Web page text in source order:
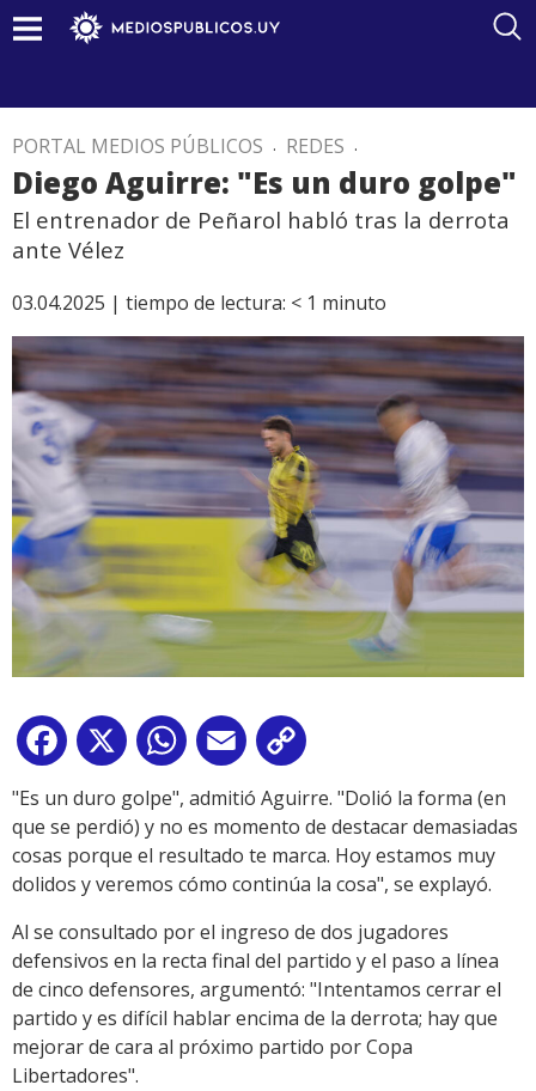
PORTAL MEDIOS PÚBLICOS . REDES .
Diego Aguirre: "Es un duro golpe"
El entrenador de Peñarol habló tras la derrota
ante Vélez
03.04.2025 | tiempo de lectura: < 1 minuto
Facebook
X WhatsApp
Email
Link
"Es un duro golpe", admitió Aguirre. "Dolió la forma (en
que se perdió) y no es momento de destacar demasiadas
cosas porque el resultado te marca. Hoy estamos muy
dolidos y veremos cómo continúa la cosa", se explayó.
Al se consultado por el ingreso de dos jugadores
defensivos en la recta final del partido y el paso a línea
de cinco defensores, argumentó: "Intentamos cerrar el
partido y es difícil hablar encima de la derrota; hay que
mejorar de cara al próximo partido por Copa
Libertadores".